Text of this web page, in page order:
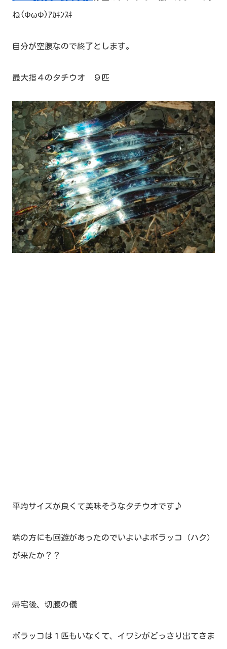
ね(ΦωΦ)ｱｶｷﾝｽｷ
自分が空腹なので終了とします。
最大指４のタチウオ ９匹
平均サイズが良くて美味そうなタチウオです♪
端の方にも回遊があったのでいよいよボラッコ（ハク）
が来たか？？
帰宅後、切腹の儀
ボラッコは１匹もいなくて、イワシがどっさり出てきま